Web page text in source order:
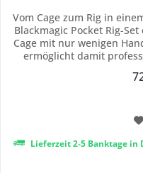
Vom Cage zum Rig in
Blackmagic Pocket Rig-
Cage mit nur wenigen
ermöglicht damit
Cage-System Aptaris
Lieferzeit 2-5 Banktage in